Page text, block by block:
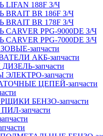
LIFAN 188F З/Ч
BR 186F З/Ч
BR 178F З/Ч
PPG-9000DE З/Ч
PPG-7000DE З/Ч
запчасти
АКБ-запчасти
запчасти
запчасти
ЦЕПЕЙ-запчасти
БЕНЗО-запчасти
запчасти